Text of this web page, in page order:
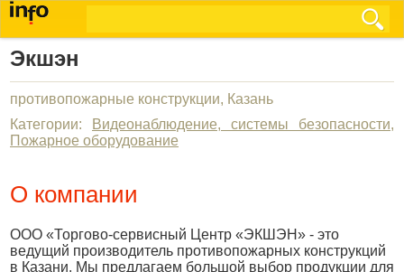
Экшэн
противопожарные конструкции, Казань
Категории:
Видеонаблюдение, системы безопасности,
Пожарное оборудование
О компании
ООО «Торгово-сервисный Центр «ЭКШЭН» - это
ведущий производитель противопожарных конструкций
в Казани. Мы предлагаем большой выбор продукции для